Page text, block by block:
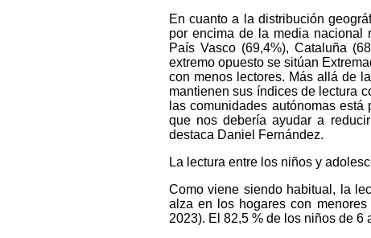
En cuanto a la distribución
por encima de la media nacional
País Vasco (69,4%), Cataluña
extremo opuesto se sitúan
con menos lectores. Más allá de
mantienen sus índices de lectura
las comunidades autónomas
que nos debería ayudar a
destaca Daniel Fernández.
La lectura entre los niños y
Como viene siendo habitual, la
alza en los hogares con
2023). El 82,5 % de los niños de 6